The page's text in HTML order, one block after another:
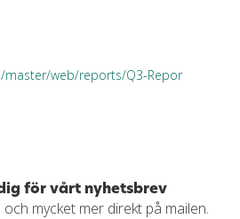
master/web/reports/Q3-Repor
för vårt nyhetsbrev
mycket mer direkt på mailen.